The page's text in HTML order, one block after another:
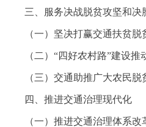
三、服务决战脱贫攻坚和决
（一）坚决打赢交通扶贫脱
（二）“四好农村路”建设推
（三）交通助推广大农民脱
四、推进交通治理现代化
（一）推进交通治理体系改